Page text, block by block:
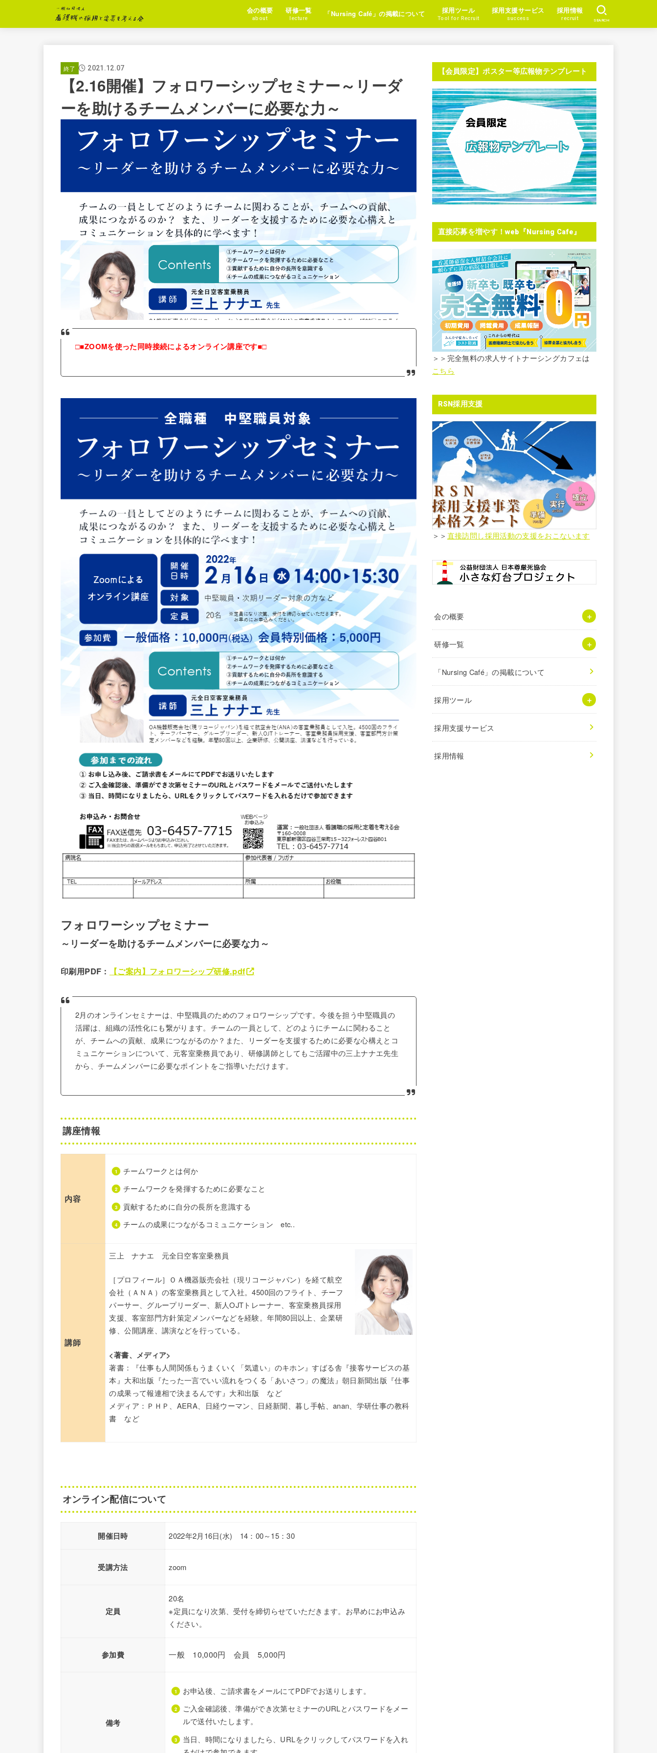
会の概要
about
研修一覧
lecture 「Nursing Café」の掲載について 採用ツール
Tool for Recruit
採用支援サービス
success
採用情報
recruit SEARCH
終了 2021.12.07
【2.16開催】フォロワーシップセミナー～リーダ
ーを助けるチームメンバーに必要な力～
□■ZOOMを使った同時接続によるオンライン講座です■□
フォロワーシップセミナー
～リーダーを助けるチームメンバーに必要な力～
印刷用PDF： 【ご案内】フォロワーシップ研修.pdf
2月のオンラインセミナーは、中堅職員のためのフォロワーシップです。今後を担う中堅職員の
活躍は、組織の活性化にも繋がります。チームの一員として、どのようにチームに関わること
が、チームへの貢献、成果につながるのか？また、リーダーを支援するために必要な心構えとコ
ミュニケーションについて、元客室乗務員であり、研修講師としてもご活躍中の三上ナナエ先生
から、チームメンバーに必要なポイントをご指導いただけます。
講座情報
内容
チームワークとは何か
チームワークを発揮するために必要なこと
貢献するために自分の長所を意識する
チームの成果につながるコミュニケーション etc..
講師
三上 ナナエ 元全日空客室乗務員
［プロフィール］ＯＡ機器販売会社（現リコージャパン）を経て航空
会社（ＡＮＡ）の客室乗務員として入社。4500回のフライト、チーフ
パーサー、グループリーダー、新人OJTトレーナー、客室乗務員採用
支援、客室部門方針策定メンバーなどを経験。年間80回以上、企業研
修、公開講座、講演などを行っている。
<著書、メディア>
著書：『仕事も人間関係もうまくいく「気遣い」のキホン』すばる舎『接客サービスの基
本』大和出版『たった一言でいい流れをつくる「あいさつ」の魔法』朝日新聞出版『仕事
の成果って報連相で決まるんです』大和出版 など
メディア：ＰＨＰ、AERA、日経ウーマン、日経新聞、暮し手帖、anan、学研仕事の教科
書 など
オンライン配信について
開催日時 2022年2月16日(水) 14：00～15：30
受講方法 zoom
定員
20名
※定員になり次第、受付を締切らせていただきます。お早めにお申込み
ください。
参加費 一般 10,000円 会員 5,000円
備考
お申込後、ご請求書をメールにてPDFでお送りします。
ご入金確認後、準備ができ次第セミナーのURLとパスワードをメー
ルで送付いたします。
当日、時間になりましたら、URLをクリックしてパスワードを入れ
【会員限定】ポスター等広報物テンプレート
直接応募を増やす！web『Nursing Cafe』
＞＞完全無料の求人サイトナーシングカフェは
こちら
RSN採用支援
＞＞ 直接訪問し採用活動の支援をおこないます
会の概要
研修一覧
「Nursing Café」の掲載について
採用ツール
採用支援サービス
採用情報